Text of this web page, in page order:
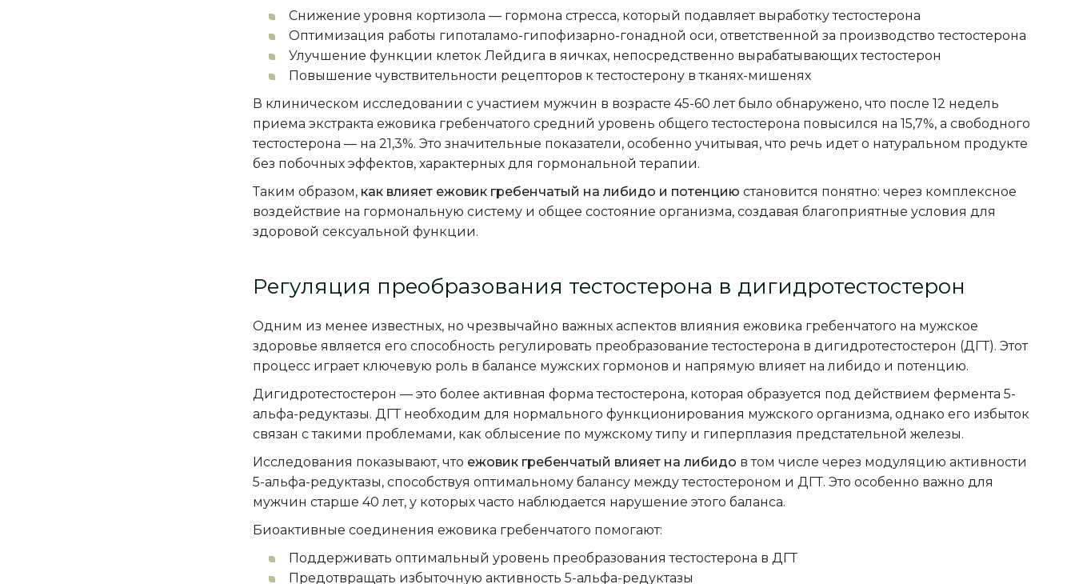
Снижение уровня кортизола — гормона стресса, который подавляет выработку тестостерона
Оптимизация работы гипоталамо-гипофизарно-гонадной оси, ответственной за производство тестостерона
Улучшение функции клеток Лейдига в яичках, непосредственно вырабатывающих тестостерон
Повышение чувствительности рецепторов к тестостерону в тканях-мишенях
В клиническом исследовании с участием мужчин в возрасте 45-60 лет было обнаружено, что после 12 недель
приема экстракта ежовика гребенчатого средний уровень общего тестостерона повысился на 15,7%, а свободного
тестостерона — на 21,3%. Это значительные показатели, особенно учитывая, что речь идет о натуральном продукте
без побочных эффектов, характерных для гормональной терапии.
Таким образом, как влияет ежовик гребенчатый на либидо и потенцию становится понятно: через комплексное
воздействие на гормональную систему и общее состояние организма, создавая благоприятные условия для
здоровой сексуальной функции.
Регуляция преобразования тестостерона в дигидротестостерон
Одним из менее известных, но чрезвычайно важных аспектов влияния ежовика гребенчатого на мужское
здоровье является его способность регулировать преобразование тестостерона в дигидротестостерон (ДГТ). Этот
процесс играет ключевую роль в балансе мужских гормонов и напрямую влияет на либидо и потенцию.
Дигидротестостерон — это более активная форма тестостерона, которая образуется под действием фермента 5-
альфа-редуктазы. ДГТ необходим для нормального функционирования мужского организма, однако его избыток
связан с такими проблемами, как облысение по мужскому типу и гиперплазия предстательной железы.
Исследования показывают, что ежовик гребенчатый влияет на либидо в том числе через модуляцию активности
5-альфа-редуктазы, способствуя оптимальному балансу между тестостероном и ДГТ. Это особенно важно для
мужчин старше 40 лет, у которых часто наблюдается нарушение этого баланса.
Биоактивные соединения ежовика гребенчатого помогают:
Поддерживать оптимальный уровень преобразования тестостерона в ДГТ
Предотвращать избыточную активность 5-альфа-редуктазы